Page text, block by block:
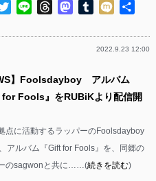
TwitterLine ThreadsMastodon
Tumblr
Mixi
2022.9.23 12:00
】Foolsdayboy アルバム
for Fools』をRUBiKより配信開
点に活動するラッパーのFoolsdayboy
アルバム『Gift for Fools』を、同郷の
のsagwonと共に……(続きを読む)